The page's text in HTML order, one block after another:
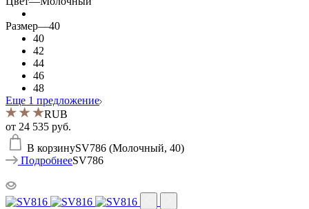
Размер—40
40
42
44
46
48
Еще 1 предложение
RUB
от 24 535 руб.
В корзинуSV786 (Молочный, 40)
ПодробнееSV786